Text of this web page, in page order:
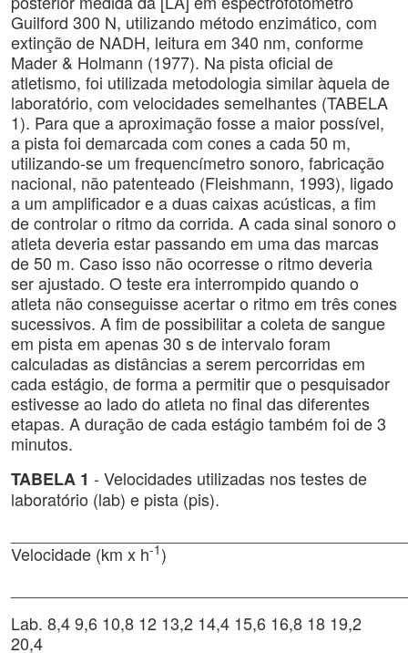
Guilford 300 N, utilizando método enzimático, com
extinção de NADH, leitura em 340 nm, conforme
Mader & Holmann (1977). Na pista oficial de
atletismo, foi utilizada metodologia similar àquela de
laboratório, com velocidades semelhantes (TABELA
1). Para que a aproximação fosse a maior possível,
a pista foi demarcada com cones a cada 50 m,
utilizando-se um frequencímetro sonoro, fabricação
nacional, não patenteado (Fleishmann, 1993), ligado
a um amplificador e a duas caixas acústicas, a fim
de controlar o ritmo da corrida. A cada sinal sonoro o
atleta deveria estar passando em uma das marcas
de 50 m. Caso isso não ocorresse o ritmo deveria
ser ajustado. O teste era interrompido quando o
atleta não conseguisse acertar o ritmo em três cones
sucessivos. A fim de possibilitar a coleta de sangue
em pista em apenas 30 s de intervalo foram
calculadas as distâncias a serem percorridas em
cada estágio, de forma a permitir que o pesquisador
estivesse ao lado do atleta no final das diferentes
etapas. A duração de cada estágio também foi de 3
minutos.
TABELA 1 - Velocidades utilizadas nos testes de
laboratório (lab) e pista (pis).
Velocidade (km x h-1 )
Lab. 8,4 9,6 10,8 12 13,2 14,4 15,6 16,8 18 19,2
20,4